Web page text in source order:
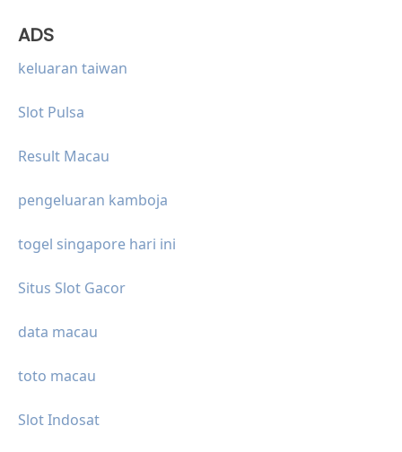
ADS
keluaran taiwan
Slot Pulsa
Result Macau
pengeluaran kamboja
togel singapore hari ini
Situs Slot Gacor
data macau
toto macau
Slot Indosat